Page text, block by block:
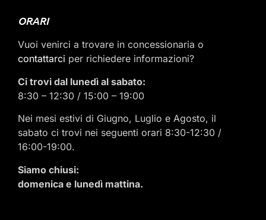
ORARI
Vuoi venirci a trovare in concessionaria o
contattarci per richiedere informazioni?
Ci trovi dal lunedì al sabato:
8:30 – 12:30 / 15:00 – 19:00
Nei mesi estivi di Giugno, Luglio e Agosto, il
sabato ci trovi nei seguenti orari 8:30-12:30 /
16:00-19:00.
Siamo chiusi:
domenica e lunedì mattina.